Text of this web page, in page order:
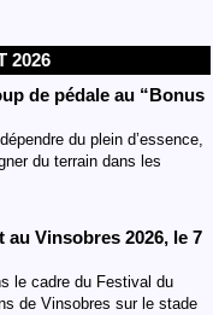
2026
de pédale au “Bonus
du plein d’essence,
du terrain dans les
Vinsobres 2026, le 7
le cadre du Festival du
de Vinsobres sur le stade